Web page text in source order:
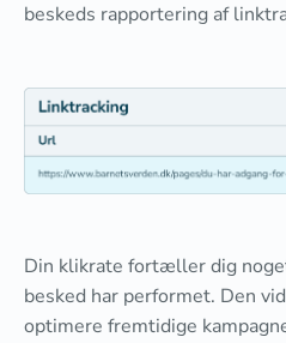
beskeds rapportering af
Din klikrate fortæller dig
besked har performet. Den
optimere fremtidige